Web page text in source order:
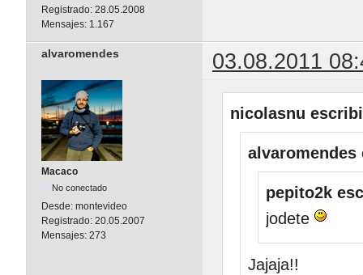
Registrado: 28.05.2008
Mensajes: 1.167
alvaromendes 03.08.2011
Macaco
No conectado
Desde: montevideo
Registrado: 20.05.2007
Mensajes: 273
nicolasnu
pepito2k
jodete
Jajaja!!